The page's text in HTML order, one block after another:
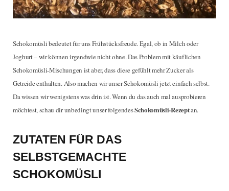
Schokomüsli bedeutet für uns Frühstücksfreude. Egal, ob in Milch oder
Joghurt – wir können irgendwie nicht ohne. Das Problem mit käuflichen
Schokomüsli-Mischungen ist aber, dass diese gefühlt mehr Zucker als
Getreide enthalten. Also machen wir unser Schokomüsli jetzt einfach selbst.
Da wissen wir wenigstens was drin ist. Wenn du das auch mal ausprobieren
möchtest, schau dir unbedingt unser folgendesSchokomüsli-Rezeptan.
ZUTATEN FÜR DAS
SELBSTGEMACHTE
SCHOKOMÜSLI